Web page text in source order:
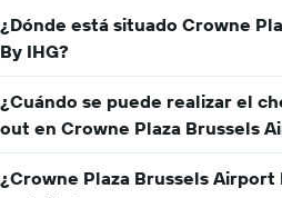
muestra
1
eje
Y
que
indica
medio
¿Dónde está situado Crowne
By IHG?
¿Cuándo se puede realizar el
out en Crowne Plaza Brussels
¿Crowne Plaza Brussels Airport